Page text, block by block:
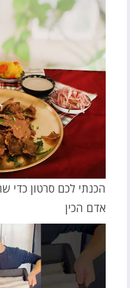
הכנתי לכם סרטון כדי
אדם הכין